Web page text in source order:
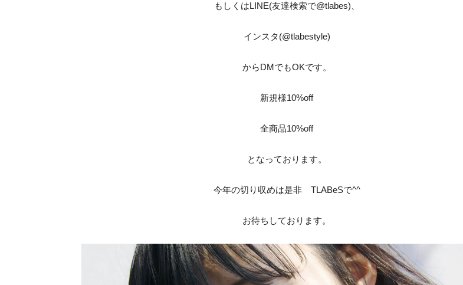
もしくはLINE(友達検索で@tlabes)、
インスタ(@tlabestyle)
からDMでもOKです。
新規様10%off
全商品10%off
となっております。
今年の切り収めは是非 TLABeSで^^
お待ちしております。